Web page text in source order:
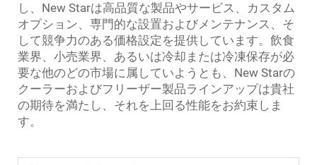
し、New Starは高品質な製品やサービス、カスタム
オプション、専門的な設置およびメンテナンス、そ
して競争力のある価格設定を提供しています。飲食
業界、小売業界、あるいは冷却または冷凍保存が必
要な他のどの市場に属していようとも、New Starの
クーラーおよびフリーザー製品ラインアップは貴社
の期待を満たし、それを上回る性能をお約束しま
す。